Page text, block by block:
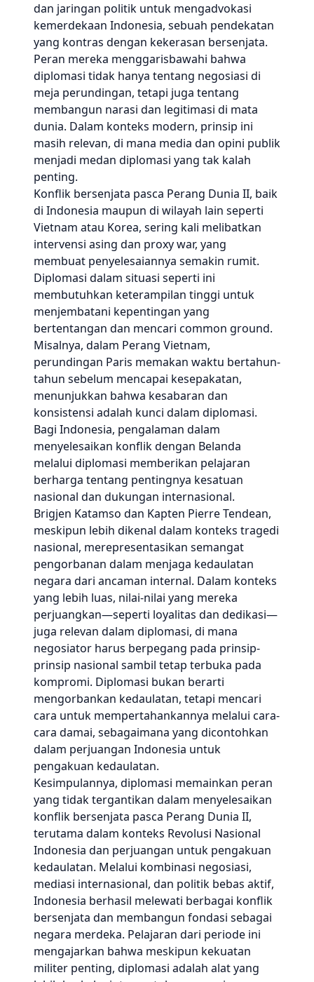
dan jaringan politik untuk mengadvokasi
kemerdekaan Indonesia, sebuah pendekatan
yang kontras dengan kekerasan bersenjata.
Peran mereka menggarisbawahi bahwa
diplomasi tidak hanya tentang negosiasi di
meja perundingan, tetapi juga tentang
membangun narasi dan legitimasi di mata
dunia. Dalam konteks modern, prinsip ini
masih relevan, di mana media dan opini publik
menjadi medan diplomasi yang tak kalah
penting.
Konflik bersenjata pasca Perang Dunia II, baik
di Indonesia maupun di wilayah lain seperti
Vietnam atau Korea, sering kali melibatkan
intervensi asing dan proxy war, yang
membuat penyelesaiannya semakin rumit.
Diplomasi dalam situasi seperti ini
membutuhkan keterampilan tinggi untuk
menjembatani kepentingan yang
bertentangan dan mencari common ground.
Misalnya, dalam Perang Vietnam,
perundingan Paris memakan waktu bertahun-
tahun sebelum mencapai kesepakatan,
menunjukkan bahwa kesabaran dan
konsistensi adalah kunci dalam diplomasi.
Bagi Indonesia, pengalaman dalam
menyelesaikan konflik dengan Belanda
melalui diplomasi memberikan pelajaran
berharga tentang pentingnya kesatuan
nasional dan dukungan internasional.
Brigjen Katamso dan Kapten Pierre Tendean,
meskipun lebih dikenal dalam konteks tragedi
nasional, merepresentasikan semangat
pengorbanan dalam menjaga kedaulatan
negara dari ancaman internal. Dalam konteks
yang lebih luas, nilai-nilai yang mereka
perjuangkan—seperti loyalitas dan dedikasi—
juga relevan dalam diplomasi, di mana
negosiator harus berpegang pada prinsip-
prinsip nasional sambil tetap terbuka pada
kompromi. Diplomasi bukan berarti
mengorbankan kedaulatan, tetapi mencari
cara untuk mempertahankannya melalui cara-
cara damai, sebagaimana yang dicontohkan
dalam perjuangan Indonesia untuk
pengakuan kedaulatan.
Kesimpulannya, diplomasi memainkan peran
yang tidak tergantikan dalam menyelesaikan
konflik bersenjata pasca Perang Dunia II,
terutama dalam konteks Revolusi Nasional
Indonesia dan perjuangan untuk pengakuan
kedaulatan. Melalui kombinasi negosiasi,
mediasi internasional, dan politik bebas aktif,
Indonesia berhasil melewati berbagai konflik
bersenjata dan membangun fondasi sebagai
negara merdeka. Pelajaran dari periode ini
mengajarkan bahwa meskipun kekuatan
militer penting, diplomasi adalah alat yang